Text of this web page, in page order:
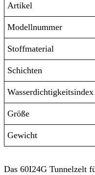
Artikel
Modellnummer
Stoffmaterial
Schichten
Wasserdichtigkeitsindex
Größe
Gewicht
Das 60I24G Tunnelzelt